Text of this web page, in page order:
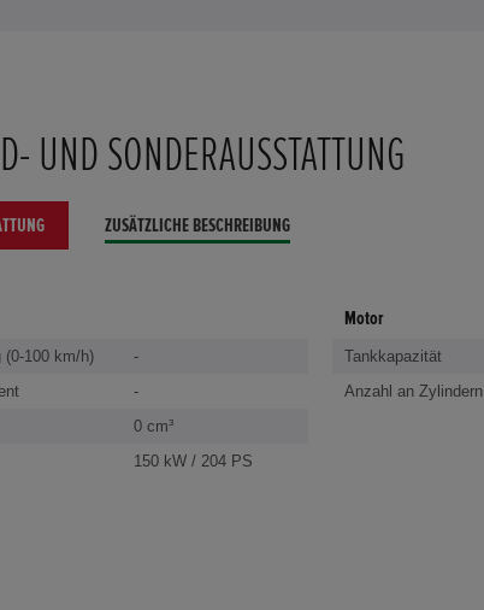
UND SONDERAUSSTATTUNG
ZUSÄTZLICHE BESCHREIBUNG
(0-100 km/h)
-
-
0 cm³
150 kW / 204 PS
Motor
Tankkapazität
Anzahl an Zylindern